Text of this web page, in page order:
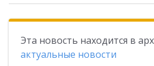
Эта новость находится в
актуальные новости